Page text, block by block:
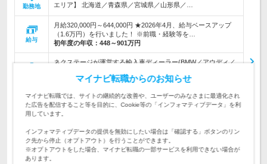
勤務地
エリア】 北海道／青森県／宮城県／山形県／…
給与
月給320,000円～644,000円 ★2026年4月、給与ベースアップ
（1.6万円）を行いました！ ※前職・経験等を…
初年度の年収： 448～901万円
ネクステージが運営する輸入車ディーラー(BMW／アウディ／
120日＋有休5日以上
対象と
なる方
【まずは年収400万円以上を達成したい方】◎高卒以上 ◎要普
免(AT可)〈POINT〉入社3年以内に年収500万円以上も十分目指
せます ※20代平均年収555万円
企業データ
設立：1998年12月／従業員数：6,492人／本社所在
地：愛知県
マイナビ転職からのお知らせ
マイナビ転職では、サイトの継続的な改善や、ユーザーのみなさまに最適化され
た広告を配信すること等を目的に、Cookie等の「インフォマティブデータ」を利
用しています。
インフォマティブデータの提供を無効にしたい場合は「確認する」ボタンのリン
ク先から停止（オプトアウト）を行うことができます。
※オプトアウトをした場合、マイナビ転職の一部サービスを利用できない場合が
あります。